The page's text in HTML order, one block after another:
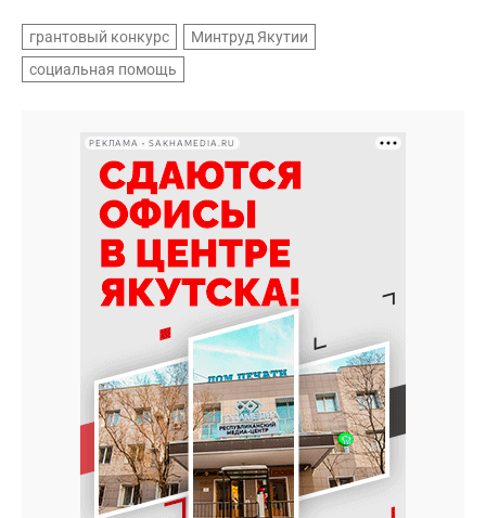
грантовый конкурс
Минтруд Якутии
социальная помощь
РЕКЛАМА • SAKHAMEDIA.RU